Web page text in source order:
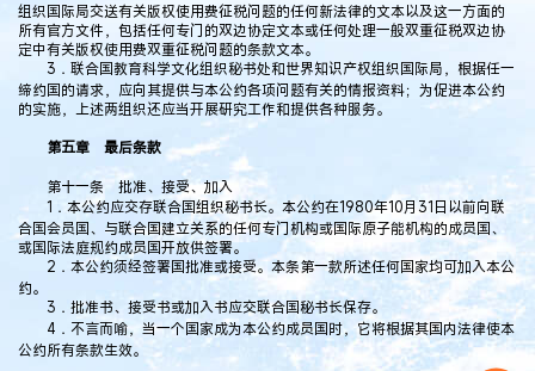
组织国际局交送有关版权使用费征税问题的任何新法律的文本以及这一方面的
所有官方文件，包括任何专门的双边协定文本或任何处理一般双重征税双边协
定中有关版权使用费双重征税问题的条款文本。
3．联合国教育科学文化组织秘书处和世界知识产权组织国际局，根据任一
缔约国的请求，应向其提供与本公约各项问题有关的情报资料；为促进本公约
的实施，上述两组织还应当开展研究工作和提供各种服务。
第五章 最后条款
第十一条 批准、接受、加入
1．本公约应交存联合国组织秘书长。本公约在1980年10月31日以前向联
合国会员国、与联合国建立关系的任何专门机构或国际原子能机构的成员国、
或国际法庭规约成员国开放供签署。
2．本公约须经签署国批准或接受。本条第一款所述任何国家均可加入本公
约。
3．批准书、接受书或加入书应交联合国秘书长保存。
4．不言而喻，当一个国家成为本公约成员国时，它将根据其国内法律使本
公约所有条款生效。